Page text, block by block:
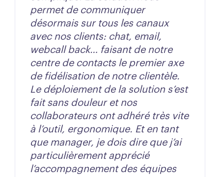
permet de communiquer
désormais sur tous les canaux
avec nos clients: chat, email,
webcall back… faisant de notre
centre de contacts le premier axe
de fidélisation de notre clientèle.
Le déploiement de la solution s’est
fait sans douleur et nos
collaborateurs ont adhéré très vite
à l’outil, ergonomique. Et en tant
que manager, je dois dire que j’ai
particulièrement apprécié
l’accompagnement des équipes